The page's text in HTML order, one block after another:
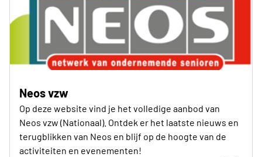
Neos vzw
Op deze website vind je het volledige aanbod van
Neos vzw (Nationaal). Ontdek er het laatste nieuws en
terugblikken van Neos en blijf op de hoogte van de
activiteiten en evenementen!